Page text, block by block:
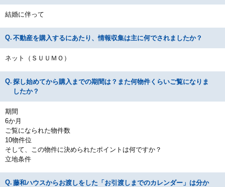
結婚に伴って
不動産を購入するにあたり、情報収集は主に何でされましたか？
ネット（ＳＵＵＭＯ）
探し始めてから購入までの期間は？また何物件くらいご覧になりま
したか？
期間
6か月
ご覧になられた物件数
10物件位
そして、この物件に決められたポイントは何ですか？
立地条件
藤和ハウスからお渡しをした「お引渡しまでのカレンダー」は分か